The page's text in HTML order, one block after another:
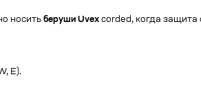
носить беруши Uvex corded, когда защита
E).